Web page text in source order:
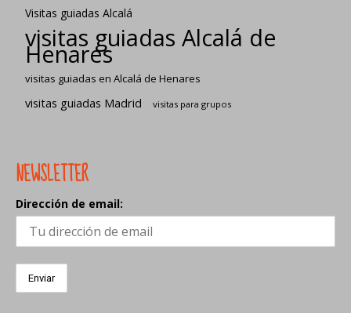
Visitas guiadas Alcalá
visitas guiadas Alcalá de
Henares
visitas guiadas en Alcalá de Henares
visitas guiadas Madrid visitas para grupos
NEWSLETTER
Dirección de email: